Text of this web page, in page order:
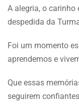
A alegria, o
despedida da
Foi um momento
aprendemos e
Que essas
seguirem